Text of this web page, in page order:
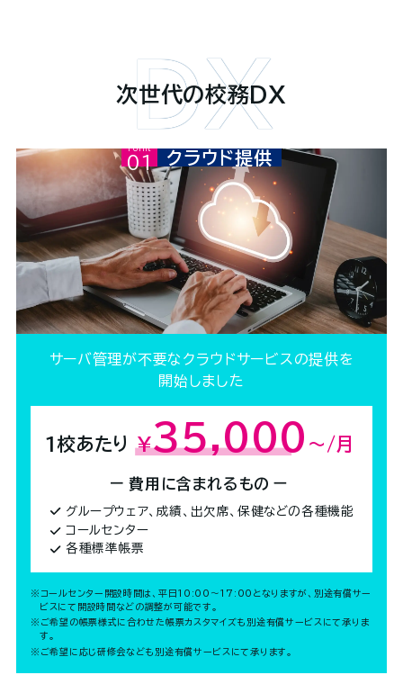
次世代の校務DX
Point01クラウド提供
サーバ管理が不要な クラウドサービスの提供を
開始しました
1校あたり¥35,000 ～/月
費用に含まれるもの
グループウェア、成績、出欠席、保健などの各種機能
コールセンター
各種標準帳票
※コールセンター開設時間は、平日10:00～17:00となりますが、別途有償サー
ビスにて開設時間などの調整が可能です。
※ご希望の帳票様式に合わせた帳票カスタマイズも別途有償サービスにて承りま
す。
※ご希望に応じ研修会なども別途有償サービスにて承ります。